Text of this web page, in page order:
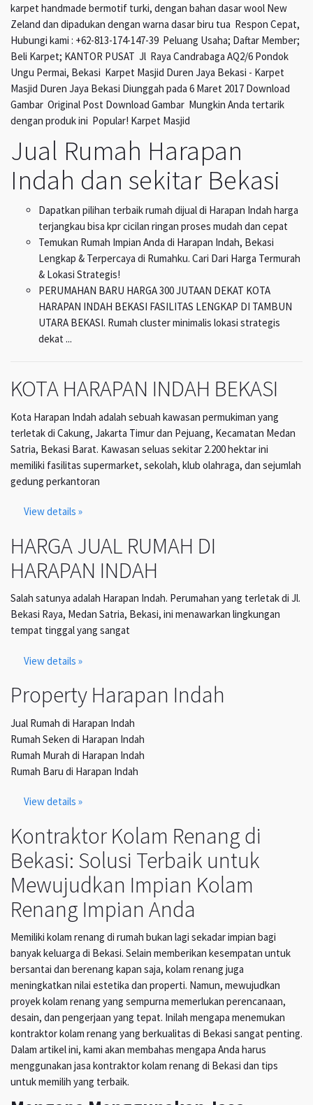
karpet handmade bermotif turki, dengan bahan dasar wool New
Zeland dan dipadukan dengan warna dasar biru tua Respon Cepat,
Hubungi kami : +62-813-174-147-39 Peluang Usaha; Daftar Member;
Beli Karpet; KANTOR PUSAT Jl Raya Candrabaga AQ2/6 Pondok
Ungu Permai, Bekasi Karpet Masjid Duren Jaya Bekasi - Karpet
Masjid Duren Jaya Bekasi Diunggah pada 6 Maret 2017 Download
Gambar Original Post Download Gambar Mungkin Anda tertarik
dengan produk ini Popular! Karpet Masjid
Jual Rumah Harapan
Indah dan sekitar Bekasi
Dapatkan pilihan terbaik rumah dijual di Harapan Indah harga
terjangkau bisa kpr cicilan ringan proses mudah dan cepat
Temukan Rumah Impian Anda di Harapan Indah, Bekasi
Lengkap & Terpercaya di Rumahku. Cari Dari Harga Termurah
& Lokasi Strategis!
PERUMAHAN BARU HARGA 300 JUTAAN DEKAT KOTA
HARAPAN INDAH BEKASI FASILITAS LENGKAP DI TAMBUN
UTARA BEKASI. Rumah cluster minimalis lokasi strategis
dekat ...
KOTA HARAPAN INDAH BEKASI
Kota Harapan Indah adalah sebuah kawasan permukiman yang
terletak di Cakung, Jakarta Timur dan Pejuang, Kecamatan Medan
Satria, Bekasi Barat. Kawasan seluas sekitar 2.200 hektar ini
memiliki fasilitas supermarket, sekolah, klub olahraga, dan sejumlah
gedung perkantoran
View details »
HARGA JUAL RUMAH DI
HARAPAN INDAH
Salah satunya adalah Harapan Indah. Perumahan yang terletak di Jl.
Bekasi Raya, Medan Satria, Bekasi, ini menawarkan lingkungan
tempat tinggal yang sangat
View details »
Property Harapan Indah
Jual Rumah di Harapan Indah
Rumah Seken di Harapan Indah
Rumah Murah di Harapan Indah
Rumah Baru di Harapan Indah
View details »
Kontraktor Kolam Renang di
Bekasi: Solusi Terbaik untuk
Mewujudkan Impian Kolam
Renang Impian Anda
Memiliki kolam renang di rumah bukan lagi sekadar impian bagi
banyak keluarga di Bekasi. Selain memberikan kesempatan untuk
bersantai dan berenang kapan saja, kolam renang juga
meningkatkan nilai estetika dan properti. Namun, mewujudkan
proyek kolam renang yang sempurna memerlukan perencanaan,
desain, dan pengerjaan yang tepat. Inilah mengapa menemukan
kontraktor kolam renang yang berkualitas di Bekasi sangat penting.
Dalam artikel ini, kami akan membahas mengapa Anda harus
menggunakan jasa kontraktor kolam renang di Bekasi dan tips
untuk memilih yang terbaik.